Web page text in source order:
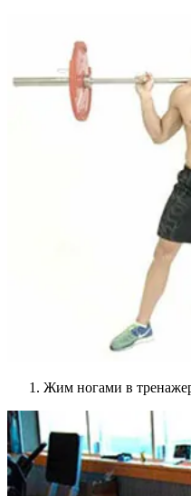
Жим ногами в